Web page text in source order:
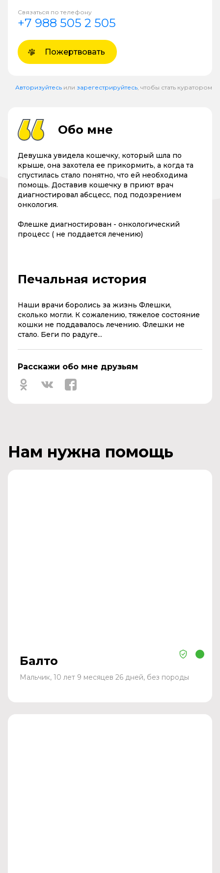
Связаться по телефону
+7 988 505 2 505
Пожертвовать
Авторизуйтесь или зарегестрируйтесь , чтобы стать куратором
Обо мне
Девушка увидела кошечку, который шла по
крыше, она захотела ее прикормить, а когда та
спустилась стало понятно, что ей необходима
помощь. Доставив кошечку в приют врач
диагностировал абсцесс, под подозрением
онкология.
Флешке диагностирован - онкологический
процесс ( не поддается лечению)
Печальная история
Наши врачи боролись за жизнь Флешки,
сколько могли. К сожалению, тяжелое состояние
кошки не поддавалось лечению. Флешки не
стало. Беги по радуге...
Расскажи обо мне друзьям
Нам нужна помощь
Балто
Мальчик, 10 лет 9 месяцев 26 дней, без породы